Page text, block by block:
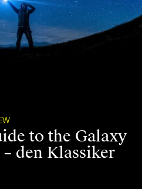
to the Galaxy
den Klassiker